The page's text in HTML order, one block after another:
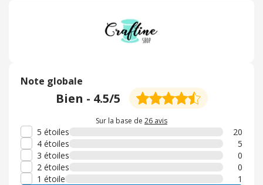
Note globale
Bien - 4.5/5
Sur la base de 26 avis
5 étoiles
20
4 étoiles
5
3 étoiles
0
2 étoiles
0
1 étoile
1